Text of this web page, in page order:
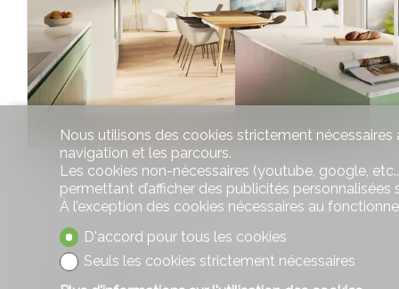
Appartement PPE
Auboranges
CHF 1'075'000.-
Nous utilisons des cookies strictement
navigation et les parcours.
Les cookies non-nécessaires (youtube, google,
permettant d’afficher des publicités
À l’exception des cookies nécessaires au
D'accord pour tous les cookies
Seuls les cookies strictement nécessaires